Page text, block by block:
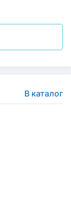
В каталог